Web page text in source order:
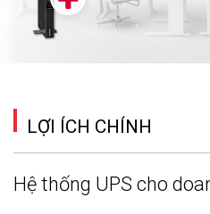
LỢI ÍCH CHÍNH
Hệ thống UPS cho